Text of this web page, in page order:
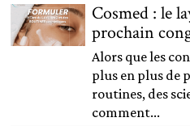
Cosmed : le
prochain
Alors que les
plus en plus de
routines, des
comment...